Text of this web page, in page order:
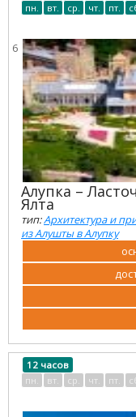
6
пн.
вт. ср. чт. пт.
Алупка –
Ялта
тип:Архитектура и
из Алушты в Алупку
12 часов
пн.
вт. ср. чт. пт.